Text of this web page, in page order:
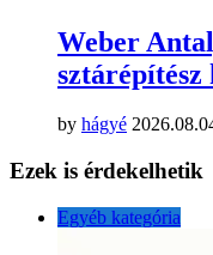
Weber
sztárépítész
by hágyé
Ezek is érdekelhetik
Egyéb kategória